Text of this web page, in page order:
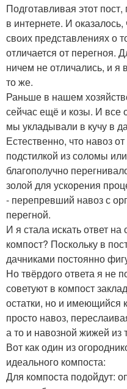
Подготавливая этот
в интернете. И
своих представлениях о
отличается от перегноя.
ничем не отличались, и я
то же.
Раньше в нашем
сейчас ещё и козы. И все
мы укладывали в кучу в
Естественно, что навоз
подстилкой из соломы
благополучно
золой для ускорения
- перепревший навоз с
перегной.
И я стала искать ответ
компост? Поскольку в
дачниками постоянно
Но твёрдого ответа я не
советуют в компост
остатки, но и имеющийся
просто навоз,
а то и навозной жижей из
Вот как один из
идеального компоста:
Для компоста подойдут: